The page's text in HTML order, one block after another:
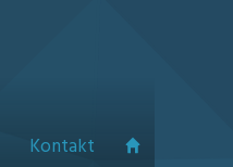
Kontakt